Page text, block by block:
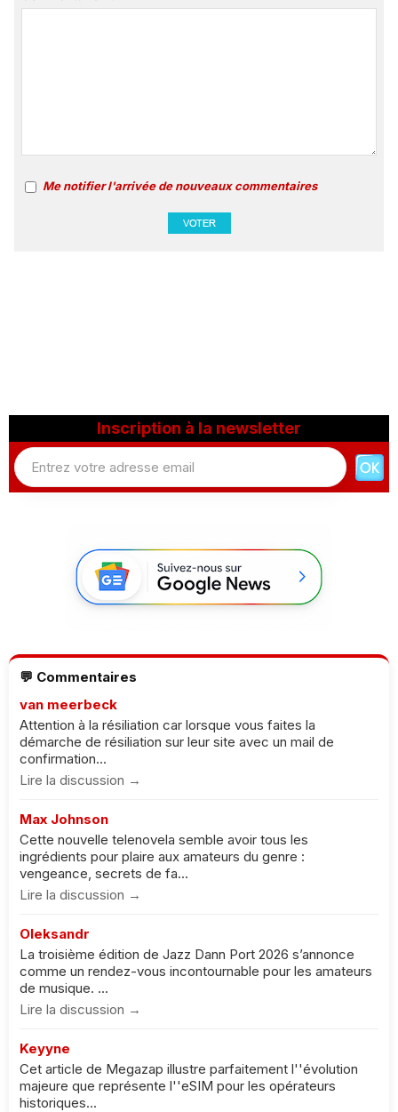
Me notifier l'arrivée de nouveaux commentaires
Inscription à la newsletter
💬 Commentaires
van meerbeck
Attention à la résiliation car lorsque vous faites la
démarche de résiliation sur leur site avec un mail de
confirmation...
Lire la discussion →
Max Johnson
Cette nouvelle telenovela semble avoir tous les
ingrédients pour plaire aux amateurs du genre :
vengeance, secrets de fa...
Lire la discussion →
Oleksandr
La troisième édition de Jazz Dann Port 2026 s’annonce
comme un rendez-vous incontournable pour les amateurs
de musique. ...
Lire la discussion →
Keyyne
Cet article de Megazap illustre parfaitement l''évolution
majeure que représente l''eSIM pour les opérateurs
historiques...